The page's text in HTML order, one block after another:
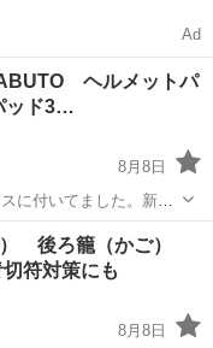
Ad
ヘルメットパ
ッド3…
8月8日
ので、使用せずに取っ
） 後ろ籠（かご）
符対策にも
8月8日